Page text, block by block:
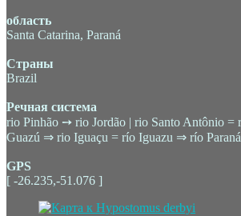
область
Santa Catarina, Paraná
Страны
Brazil
Речная система
rio Pinhão ➙ rio Jordão | rio Santo Antônio =
Guazú ⇒ rio Iguaçu = río Iguazu ⇒ río Paraná
GPS
[ -26.235,-51.076 ]